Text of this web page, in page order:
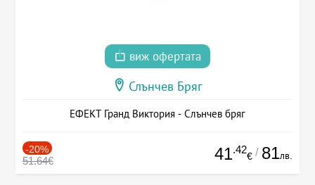
виж офертата
Слънчев Бряг
ЕФЕКТ Гранд Виктория - Слънчев бряг
-20%
51.64€ 41.42
€ / 81лв.